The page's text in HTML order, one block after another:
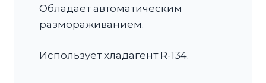
Обладает автоматическим
размораживанием.
Использует хладагент R-134.